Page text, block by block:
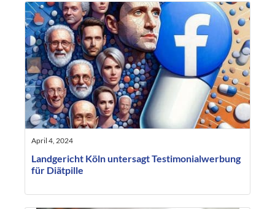
April 4, 2024
Landgericht Köln untersagt Testimonialwerbung
für Diätpille